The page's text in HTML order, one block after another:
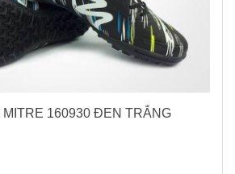
160930 ĐEN TRẮNG